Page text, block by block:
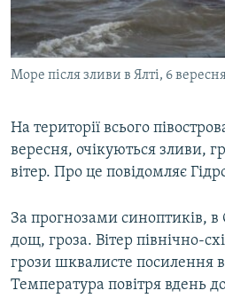
ВІДЕОУРОКИ «ELIFBE»
СВІДЧЕННЯ ОКУПАЦІЇ
УКРАЇНСЬКА ПРОБЛЕМА КРИМУ
Русский
Qırımtatar
Море після зливи в Ялті, 6
На території всього
вересня, очікуються зливи,
вітер. Про це повідомляє
За прогнозами синоптиків,
дощ, гроза. Вітер північно-
грози шквалисте посилення
Температура повітря вдень